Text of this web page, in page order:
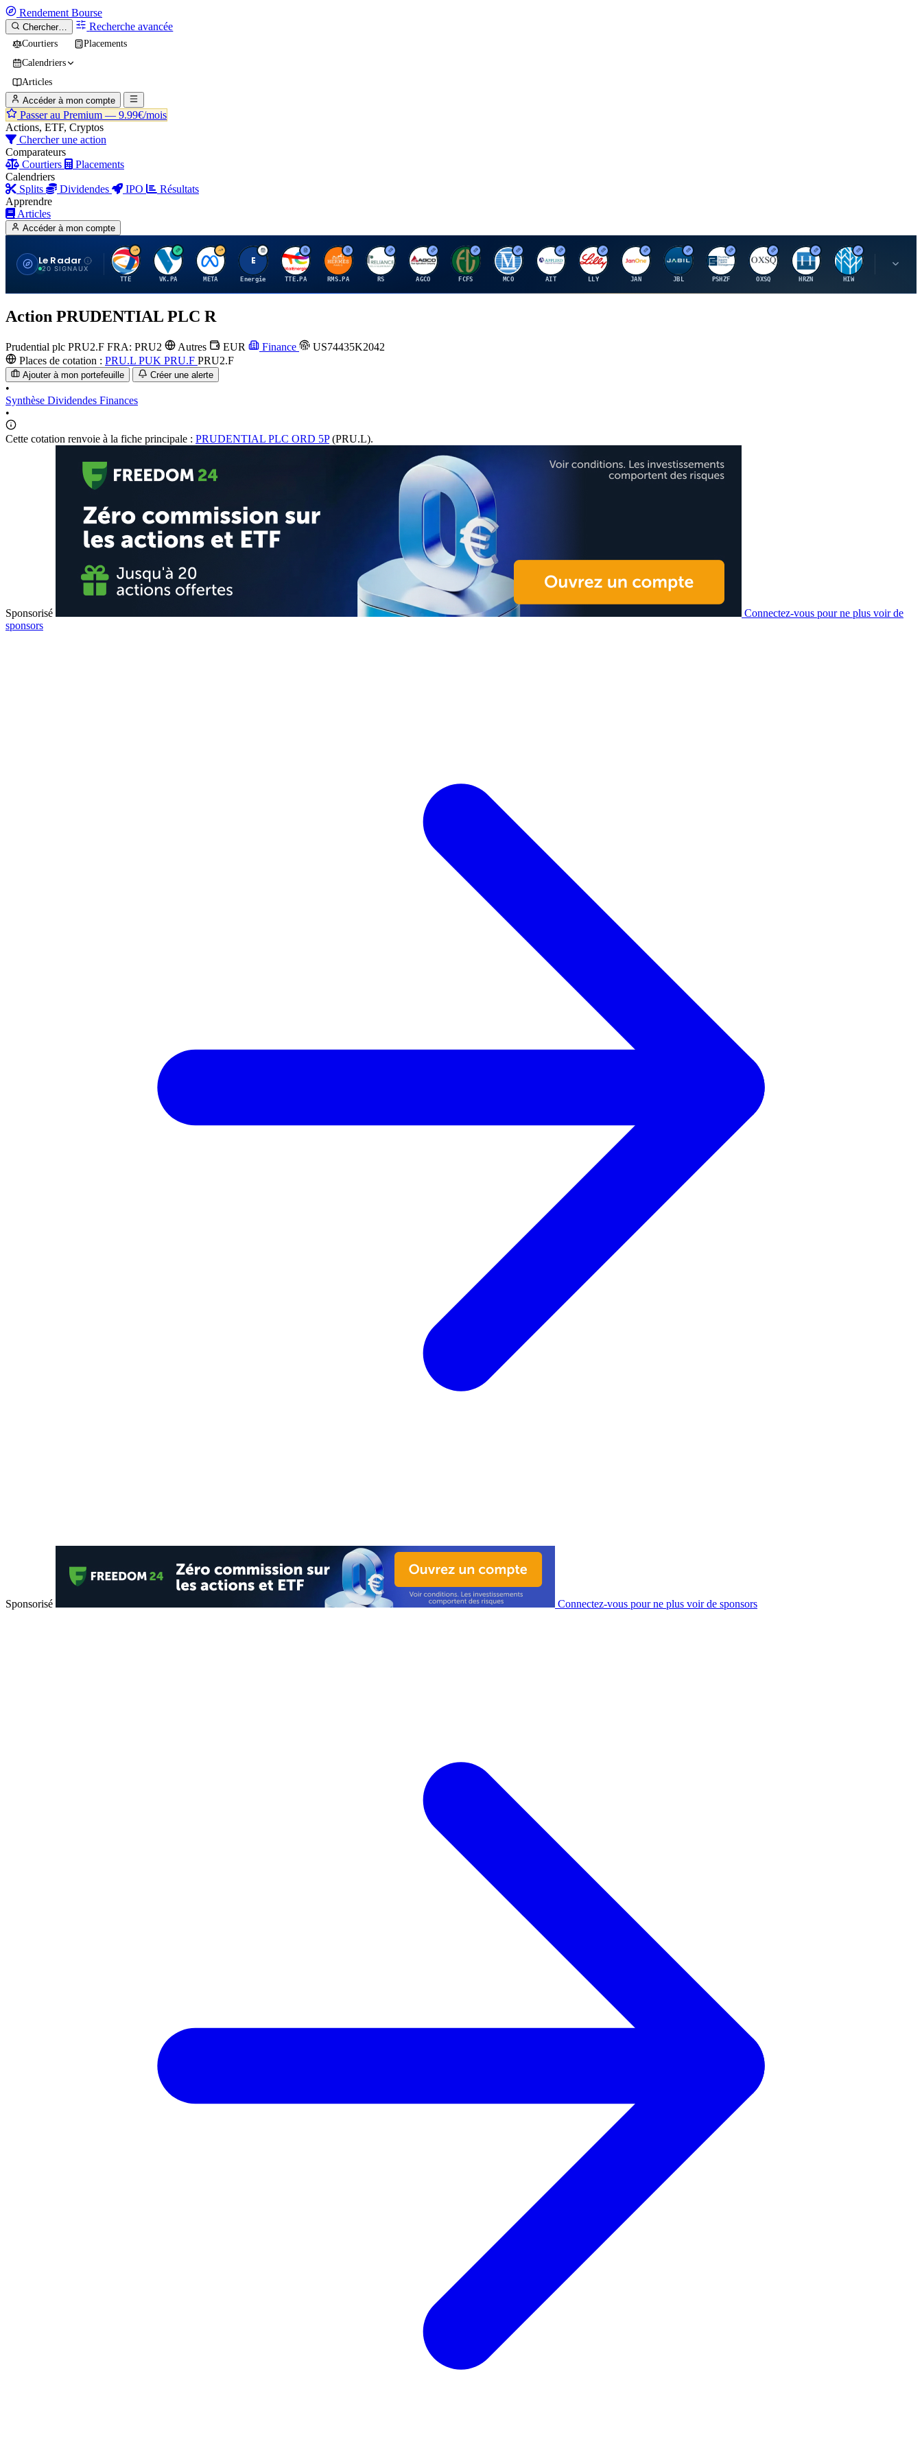
Rendement Bourse
Chercher… Recherche avancée
Courtiers
Placements
Calendriers
Articles
Accéder à mon compte
Passer au Premium — 9.99€/mois
Actions, ETF, Cryptos
Chercher une action
Comparateurs
Courtiers
Placements
Calendriers
Splits
Dividendes IPO
Résultats
Apprendre
Articles
Accéder à mon compte
Le Radar
20 SIGNAUX
T
TTE
V
VK.PA
M
META
E
Energie
T
TTE.PA
H
RMS.PA
R
RS
A
AGCO
F
FCFS
M
MCO
A
AIT
E
LLY
J
JAN
J
JBL
P
PSHZF
O
OXSQ
H
HRZN
H
HIW
U
Action PRUDENTIAL PLC R
Prudential plc PRU2.F FRA: PRU2 Autres EUR Finance
US74435K2042
Places de cotation : PRU.L PUK PRU.F PRU2.F
Ajouter à mon portefeuille Créer une alerte
•
Synthèse Dividendes Finances
•
Cette cotation renvoie à la fiche principale : PRUDENTIAL PLC ORD 5P(PRU.L).
Sponsorisé
Connectez-vous pour ne plus voir de
sponsors
Sponsorisé Connectez-vous pour ne plus voir de sponsors